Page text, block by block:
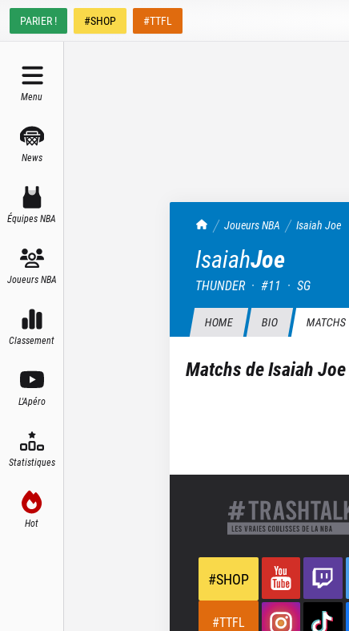
PARIER ! #SHOP #TTFL
Menu
News
Équipes NBA
Joueurs NBA
Classement
L'Apéro
Statistiques
Hot
TrashTalk Actu NBA
Joueurs NBA Isaiah Joe
IsaiahJoe
THUNDER · #11 · SG
HOME BIO MATCHS
Matchs deIsaiah Joe
#SHOP
#TTFL